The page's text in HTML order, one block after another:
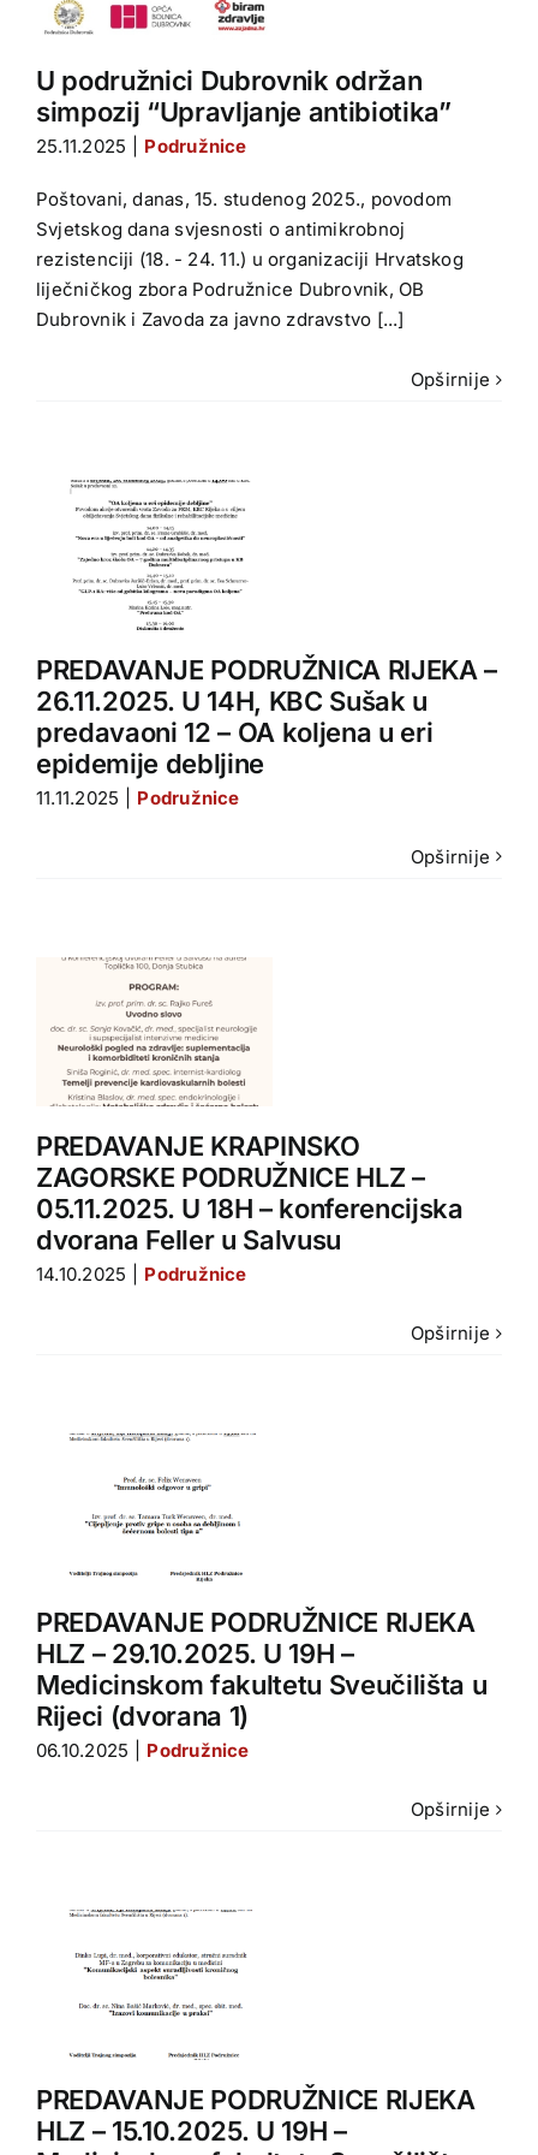
U podružnici Dubrovnik održan
simpozij “Upravljanje antibiotika”
25.11.2025 Podružnice
Poštovani, danas, 15. studenog 2025., povodom
Svjetskog dana svjesnosti o antimikrobnoj
rezistenciji (18. - 24. 11.) u organizaciji Hrvatskog
liječničkog zbora Podružnice Dubrovnik, OB
Dubrovnik i Zavoda za javno zdravstvo [...]
Opširnije
PREDAVANJE PODRUŽNICA RIJEKA –
26.11.2025. U 14H, KBC Sušak u
predavaoni 12 – OA koljena u eri
epidemije debljine
11.11.2025 Podružnice
Opširnije
PREDAVANJE KRAPINSKO
ZAGORSKE PODRUŽNICE HLZ –
05.11.2025. U 18H – konferencijska
dvorana Feller u Salvusu
14.10.2025 Podružnice
Opširnije
PREDAVANJE PODRUŽNICE RIJEKA
HLZ – 29.10.2025. U 19H –
Medicinskom fakultetu Sveučilišta u
Rijeci (dvorana 1)
06.10.2025 Podružnice
Opširnije
PREDAVANJE PODRUŽNICE RIJEKA
HLZ – 15.10.2025. U 19H –